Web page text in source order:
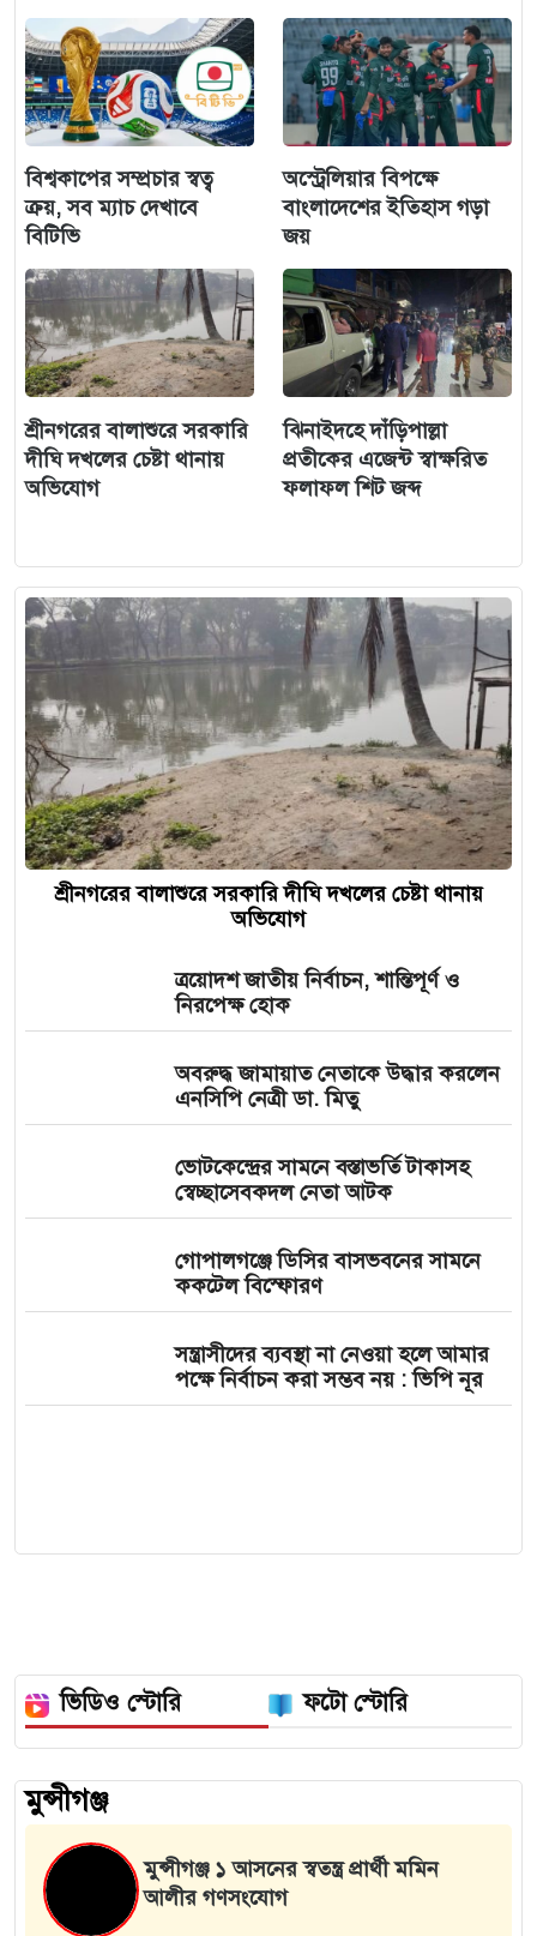
বিশ্বকাপের সম্প্রচার স্বত্ব
ক্রয়, সব ম্যাচ দেখাবে
বিটিভি
অস্ট্রেলিয়ার বিপক্ষে
বাংলাদেশের ইতিহাস গড়া
জয়
শ্রীনগরের বালাশুরে সরকারি
দীঘি দখলের চেষ্টা থানায়
অভিযোগ
ঝিনাইদহে দাঁড়িপাল্লা
প্রতীকের এজেন্ট স্বাক্ষরিত
ফলাফল শিট জব্দ
শ্রীনগরের বালাশুরে সরকারি দীঘি দখলের চেষ্টা থানায়
অভিযোগ
ত্রয়োদশ জাতীয় নির্বাচন, শান্তিপূর্ণ ও
নিরপেক্ষ হোক
অবরুদ্ধ জামায়াত নেতাকে উদ্ধার করলেন
এনসিপি নেত্রী ডা. মিতু
ভোটকেন্দ্রের সামনে বস্তাভর্তি টাকাসহ
স্বেচ্ছাসেবকদল নেতা আটক
গোপালগঞ্জে ডিসির বাসভবনের সামনে
ককটেল বিস্ফোরণ
সন্ত্রাসীদের ব্যবস্থা না নেওয়া হলে আমার
পক্ষে নির্বাচন করা সম্ভব নয় : ভিপি নূর
ভিডিও স্টোরি ফটো স্টোরি
মুন্সীগঞ্জ
শ্রীনগরের বালাশুরে সরকারি দীঘি দখলের
চেষ্টা থানায় অভিযোগ